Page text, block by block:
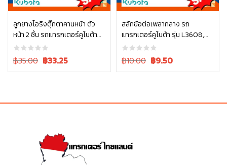
ลูกยางโอริงตุ๊กตาคานหน้า ตัว
หน้า 2 ชิ้น รถแทรกเตอร์คูโบต้า
รุ่น L3608, L4018, L4708,
L5018 tc402-13680 = 2
Original
฿35.00 Current
฿33.25
อ่านเพิ่ม
สลักข้อต่อเพลากลาง รถ
แทรกเตอร์คูโบต้า รุ่น L3608,
L4018, L4708, L5018 05411-
00430
Original
฿10.00 Current
฿9.50
หยิบใส่ตะกร้า